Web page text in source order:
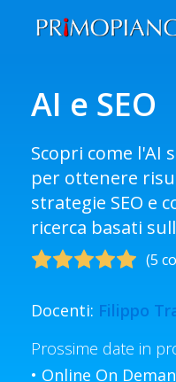
AI e SEO
Scopri come l'AI
per ottenere
strategie SEO e
ricerca basati
(5
Docenti: Filippo
Prossime date in
• Online On